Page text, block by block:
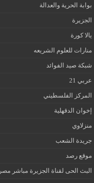
بوابة الحرية والعدالة
الجزيرة
يالا كورة
منارات للعلوم الشريعه
شبكة صيد الفوائد
عربي 21
المركز الفلسطيني
إخوان الدقهلية
منزلاوي
جريدة الشعب
موقع رصد
البث الحى لقناة الجزيرة مباشر مصر